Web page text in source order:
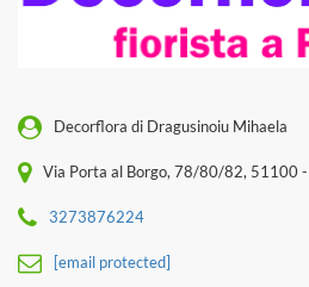
Decorflora di Dragusinoiu Mihaela
Via Porta al Borgo, 78/80/82, 51100 -
3273876224
[email protected]